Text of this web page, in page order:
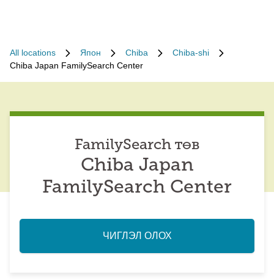
All locations Япон Chiba
Chiba-shi
Chiba Japan FamilySearch Center
FamilySearch төв
Chiba Japan
FamilySearch Center
ЧИГЛЭЛ ОЛОХ